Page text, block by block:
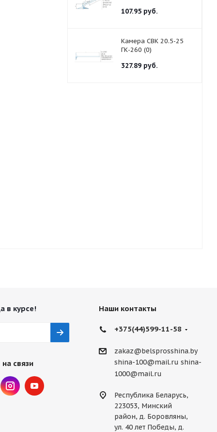
107.95 руб.
Камера СВК 20.5-25
ГК-260 (0)
327.89 руб.
в курсе!
связи
Наши контакты
+375(44)599-11-58
zakaz@belsprosshina.by
shina-100@mail.ru shina-
1000@mail.ru
Республика Беларусь,
223053, Минский
район, д. Боровляны,
ул. 40 лет Победы, д.